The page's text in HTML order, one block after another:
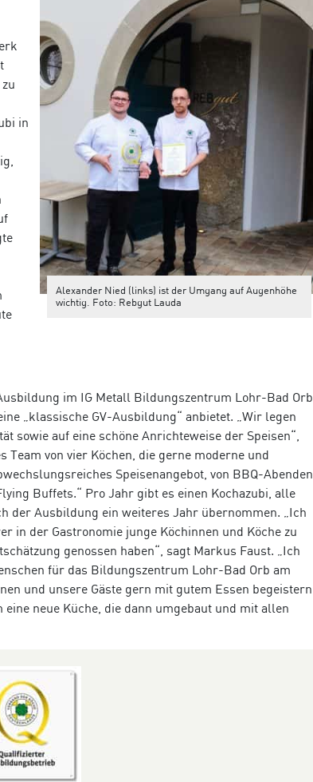
Alexander Nied (links) ist der Umgang auf Augenhöhe
wichtig. Foto: Rebgut Lauda
in
im IG Metall Bildungszentrum Lohr-Bad Orb
„klassische GV-Ausbildung“ anbietet. „Wir legen
sowie auf eine schöne Anrichteweise der Speisen“,
von vier Köchen, die gerne moderne und
Speisenangebot, von BBQ-Abenden
Buffets.“ Pro Jahr gibt es einen Kochazubi, alle
der Ausbildung ein weiteres Jahr übernommen. „Ich
in der Gastronomie junge Köchinnen und Köche zu
genossen haben“, sagt Markus Faust. „Ich
für das Bildungszentrum Lohr-Bad Orb am
und unsere Gäste gern mit gutem Essen begeistern
neue Küche, die dann umgebaut und mit allen